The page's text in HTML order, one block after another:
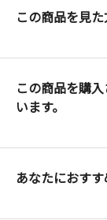
この商品を見
この商品を購
います。
あなたにおす